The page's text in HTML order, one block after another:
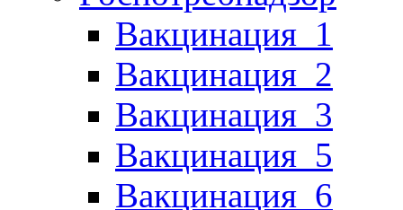
Вакцинация_1
Вакцинация_2
Вакцинация_3
Вакцинация_5
Вакцинация_6